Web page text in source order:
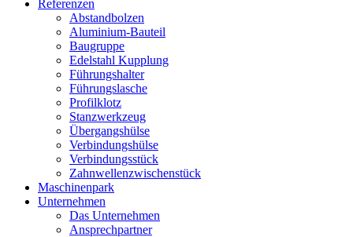
Referenzen
Abstandbolzen
Aluminium-Bauteil
Baugruppe
Edelstahl Kupplung
Führungshalter
Führungslasche
Profilklotz
Stanzwerkzeug
Übergangshülse
Verbindungshülse
Verbindungsstück
Zahnwellen­zwischenstück
Maschinenpark
Unternehmen
Das Unternehmen
Ansprechpartner